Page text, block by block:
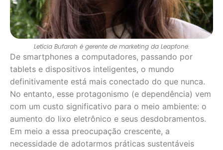
Letícia Bufarah é gerente de marketing da Leapfone.
De smartphones a computadores, passando por
tablets e dispositivos inteligentes, o mundo
definitivamente está mais conectado do que nunca.
No entanto, esse protagonismo (e dependência) vem
com um custo significativo para o meio ambiente: o
aumento do lixo eletrônico e seus desdobramentos.
Em meio a essa preocupação crescente, a
necessidade de adotarmos práticas sustentáveis